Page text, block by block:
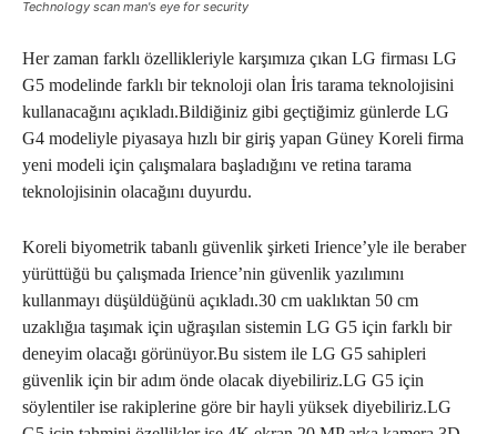
Technology scan man's eye for security
Her zaman farklı özellikleriyle karşımıza çıkan LG firması LG
G5 modelinde farklı bir teknoloji olan İris tarama teknolojisini
kullanacağını açıkladı.Bildiğiniz gibi geçtiğimiz günlerde LG
G4 modeliyle piyasaya hızlı bir giriş yapan Güney Koreli firma
yeni modeli için çalışmalara başladığını ve retina tarama
teknolojisinin olacağını duyurdu.
Koreli biyometrik tabanlı güvenlik şirketi Irience’yle ile beraber
yürüttüğü bu çalışmada Irience’nin güvenlik yazılımını
kullanmayı düşüldüğünü açıkladı.30 cm uaklıktan 50 cm
uzaklığıa taşımak için uğraşılan sistemin LG G5 için farklı bir
deneyim olacağı görünüyor.Bu sistem ile LG G5 sahipleri
güvenlik için bir adım önde olacak diyebiliriz.LG G5 için
söylentiler ise rakiplerine göre bir hayli yüksek diyebiliriz.LG